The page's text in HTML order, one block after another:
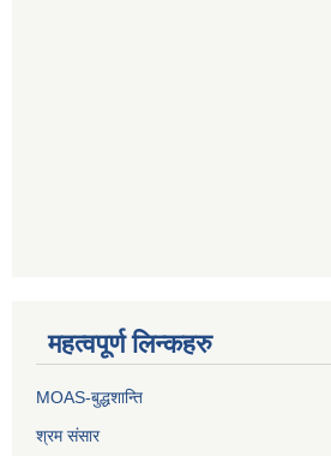
महत्वपूर्ण लिन्कहरु
MOAS-बुद्धशान्ति
श्रम संसार